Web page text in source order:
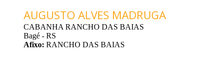
AUGUSTO ALVES MADRUGA
CABANHA RANCHO DAS BAIAS
Bagé - RS
Afixo: RANCHO DAS BAIAS